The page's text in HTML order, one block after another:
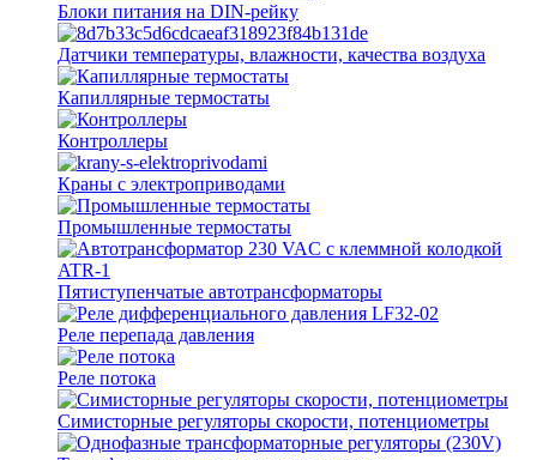
Блоки питания на DIN-рейку
Датчики температуры, влажности, качества воздуха
Капиллярные термостаты
Контроллеры
Краны с электроприводами
Промышленные термостаты
Пятиступенчатые автотрансформаторы
Реле перепада давления
Реле потока
Симисторные регуляторы скорости, потенциометры